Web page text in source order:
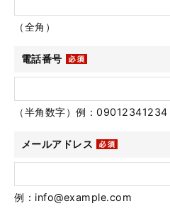
（全角）
電話番号
（半角数字）例：09012341234
メールアドレス
例：info@example.com